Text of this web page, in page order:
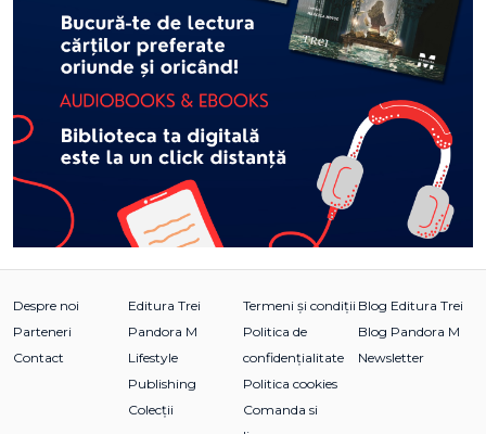
Despre noi
Parteneri
Contact
Editura Trei
Pandora M
Lifestyle
Publishing
Colecții
Termeni și condiții
Politica de
confidențialitate
Politica cookies
Comanda si
Blog Editura Trei
Blog Pandora M
Newsletter